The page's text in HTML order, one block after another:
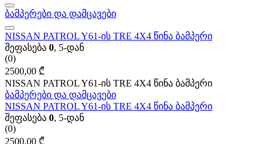
ბამპერები და დამცავები
NISSAN PATROL Y61-ის TRE 4X4 წინა ბამპერი
შეფასება 0, 5-დან
(0)
2500,00 ₾
NISSAN PATROL Y61-ის TRE 4X4 წინა ბამპერი
ბამპერები და დამცავები
NISSAN PATROL Y61-ის TRE 4X4 წინა ბამპერი
შეფასება 0, 5-დან
(0)
2500,00 ₾